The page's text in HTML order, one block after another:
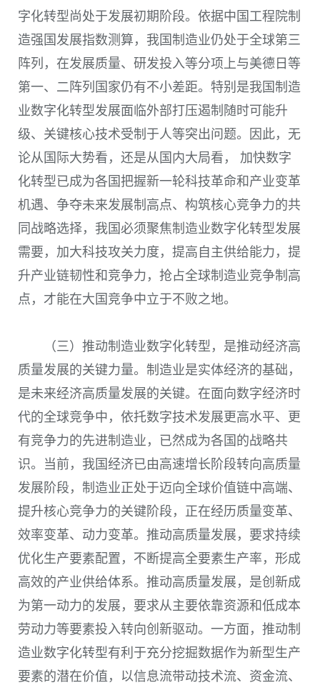
字化转型尚处于发展初期阶段。依据中国工程院制
造强国发展指数测算，我国制造业仍处于全球第三
阵列，在发展质量、研发投入等分项上与美德日等
第一、二阵列国家仍有不小差距。特别是我国制造
业数字化转型发展面临外部打压遏制随时可能升
级、关键核心技术受制于人等突出问题。因此，无
论从国际大势看，还是从国内大局看， 加快数字
化转型已成为各国把握新一轮科技革命和产业变革
机遇、争夺未来发展制高点、构筑核心竞争力的共
同战略选择，我国必须聚焦制造业数字化转型发展
需要，加大科技攻关力度，提高自主供给能力，提
升产业链韧性和竞争力，抢占全球制造业竞争制高
点，才能在大国竞争中立于不败之地。
（三）推动制造业数字化转型，是推动经济高
质量发展的关键力量。制造业是实体经济的基础，
是未来经济高质量发展的关键。在面向数字经济时
代的全球竞争中，依托数字技术发展更高水平、更
有竞争力的先进制造业，已然成为各国的战略共
识。当前，我国经济已由高速增长阶段转向高质量
发展阶段，制造业正处于迈向全球价值链中高端、
提升核心竞争力的关键阶段，正在经历质量变革、
效率变革、动力变革。推动高质量发展，要求持续
优化生产要素配置，不断提高全要素生产率，形成
高效的产业供给体系。推动高质量发展，是创新成
为第一动力的发展，要求从主要依靠资源和低成本
劳动力等要素投入转向创新驱动。一方面，推动制
造业数字化转型有利于充分挖掘数据作为新型生产
要素的潜在价值，以信息流带动技术流、资金流、